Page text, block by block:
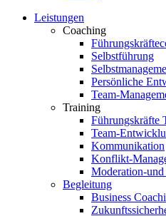
Leistungen
Coaching
Selbstführung
Persönliche
Team-
Training
Führungskräfte
Team-
Kommunikation
Konflikt-
Moderation-und
Begleitung
Business